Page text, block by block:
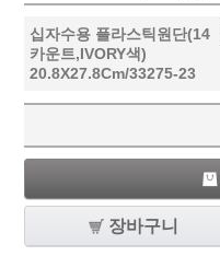
십자수용 플라스틱원단(14
카운트,IVORY색)
20.8X27.8Cm/33275-23
장바구니